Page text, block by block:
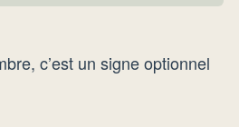
c’est un signe optionnel